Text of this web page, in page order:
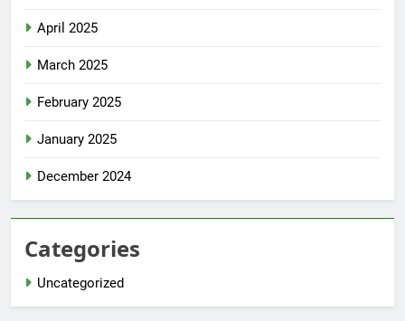
April 2025
March 2025
February 2025
January 2025
December 2024
Categories
Uncategorized